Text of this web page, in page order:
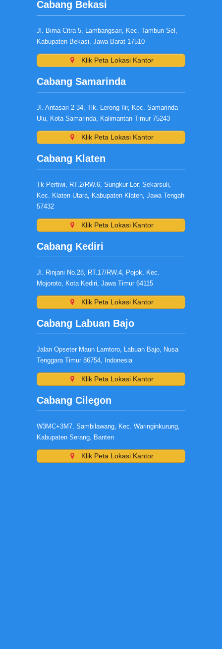
Cabang Bekasi
Jl. Bima Citra 5, Lambangsari, Kec. Tambun Sel,
Kabupaten Bekasi, Jawa Barat 17510
Klik Peta Lokasi Kantor
Cabang Samarinda
Jl. Antasari 2 34, Tlk. Lerong Ilir, Kec. Samarinda
Ulu, Kota Samarinda, Kalimantan Timur 75243
Klik Peta Lokasi Kantor
Cabang Klaten
Tk Pertiwi, RT.2/RW.6, Sungkur Lor, Sekarsuli,
Kec. Klaten Utara, Kabupaten Klaten, Jawa Tengah
57432
Klik Peta Lokasi Kantor
Cabang Kediri
Jl. Rinjani No.28, RT.17/RW.4, Pojok, Kec.
Mojoroto, Kota Kediri, Jawa Timur 64115
Klik Peta Lokasi Kantor
Cabang Labuan Bajo
Jalan Opseter Maun Lamtoro, Labuan Bajo, Nusa
Tenggara Timur 86754, Indonesia
Klik Peta Lokasi Kantor
Cabang Cilegon
W3MC+3M7, Sambilawang, Kec. Waringinkurung,
Kabupaten Serang, Banten
Klik Peta Lokasi Kantor